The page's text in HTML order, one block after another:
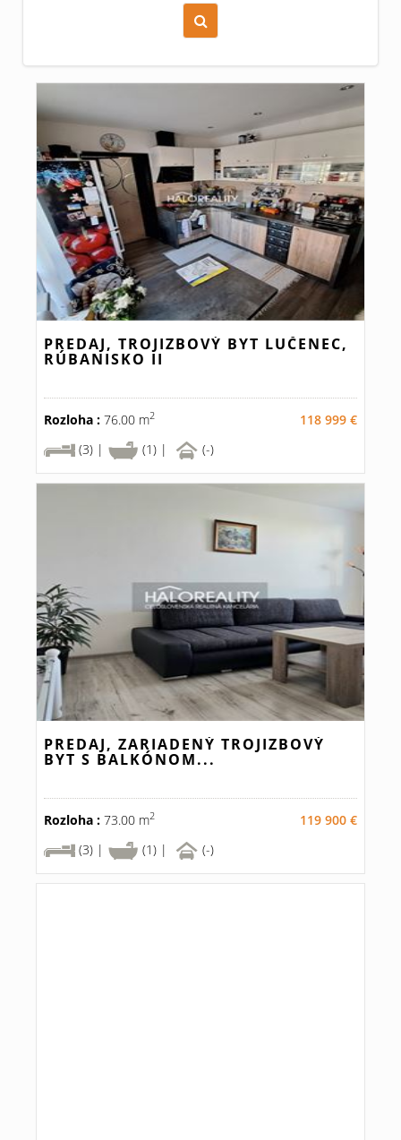
Zoraď podľa času pridania
PREDAJ, TROJIZBOVÝ BYT LUČENEC,
RÚBANISKO II
Rozloha : 76.00 m2
118 999 €
(3) |
(1) | (-)
PREDAJ, ZARIADENÝ TROJIZBOVÝ
BYT S BALKÓNOM...
Rozloha : 73.00 m2
119 900 €
(3) |
(1) | (-)